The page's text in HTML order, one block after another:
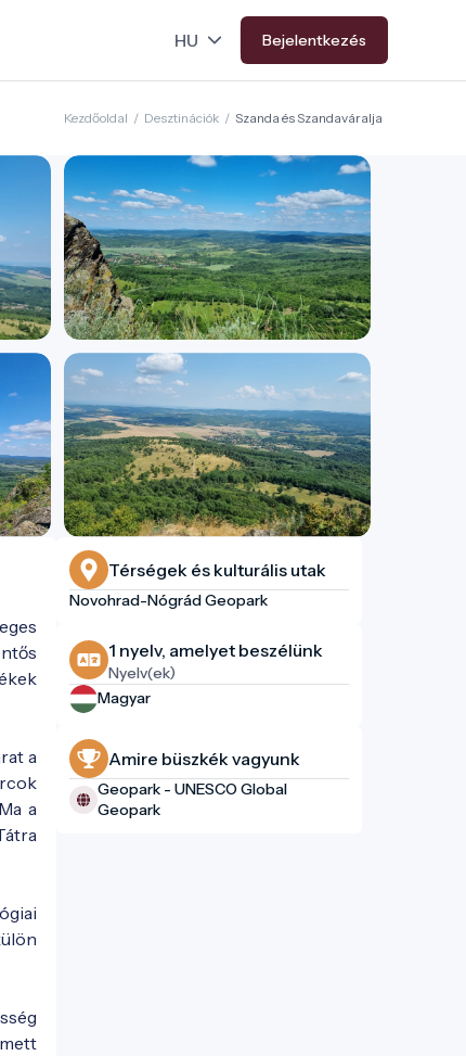
Bejelentkezés
Kezdőoldal / Desztinációk / Szanda és Szandaváralja
a
a
Térségek és kulturális utak
Novohrad-Nógrád Geopark
1 nyelv, amelyet beszélünk
Nyelv(ek)
Magyar
Amire büszkék vagyunk
Geopark - UNESCO Global
Geopark